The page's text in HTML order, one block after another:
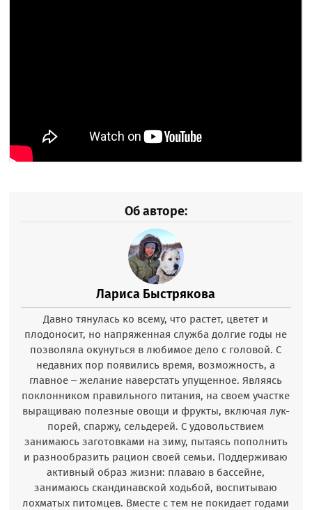
Об авторе:
Лариса Быстрякова
Давно тянулась ко всему, что растет, цветет и
плодоносит, но напряженная служба долгие годы не
позволяла окунуться в любимое дело с головой. С
недавних пор появились время, возможность, а
главное – желание наверстать упущенное. Являясь
поклонником правильного питания, на своем участке
выращиваю полезные овощи и фрукты, включая лук-
порей, спаржу, сельдерей. С удовольствием
занимаюсь заготовками на зиму, пытаясь пополнить
и разнообразить рацион своей семьи. Поддерживаю
активный образ жизни: плаваю в бассейне,
занимаюсь скандинавской ходьбой, воспитываю
лохматых питомцев. Вместе с тем не покидает годами